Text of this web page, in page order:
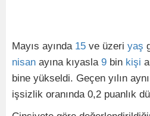
Mayıs ayında 15 ve üzeri yaş
nisan ayına kıyasla 9 bin kişi
bine yükseldi. Geçen yılın
işsizlik oranında 0,2 puanlık